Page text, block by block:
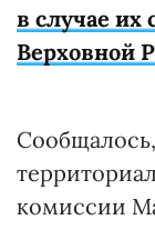
в случае
Верховной
комиссии